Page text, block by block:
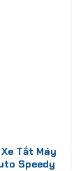
Tắt Máy
Speedy